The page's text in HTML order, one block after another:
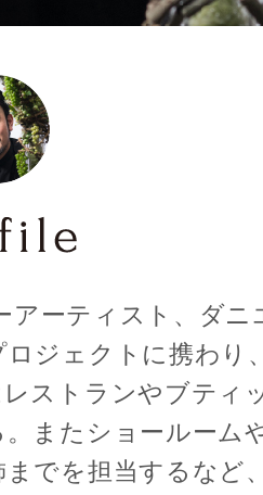
アーティスト、ダ
ジェクトに携わり
ストランやブティ
またショールーム
でを担当するなど